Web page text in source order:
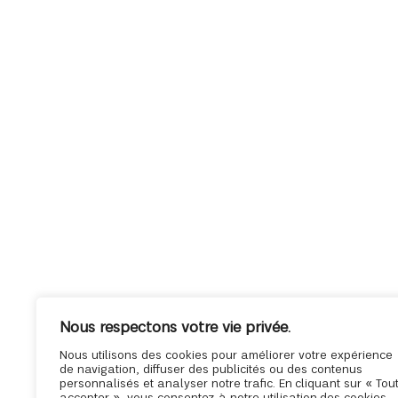
Nous respectons votre vie privée.
Nous utilisons des cookies pour améliorer votre expérience
de navigation, diffuser des publicités ou des contenus
personnalisés et analyser notre trafic. En cliquant sur « Tout